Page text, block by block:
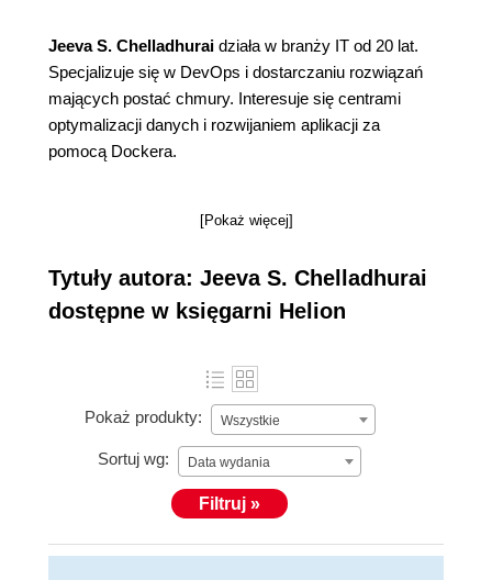
Jeeva S. Chelladhurai działa w branży IT od 20 lat.
Specjalizuje się w DevOps i dostarczaniu rozwiązań
mających postać chmury. Interesuje się centrami
optymalizacji danych i rozwijaniem aplikacji za
pomocą Dockera.
[Pokaż więcej]
Tytuły autora: Jeeva S. Chelladhurai
dostępne w księgarni Helion
Pokaż produkty: Wszystkie
Sortuj wg: Data wydania
Filtruj »